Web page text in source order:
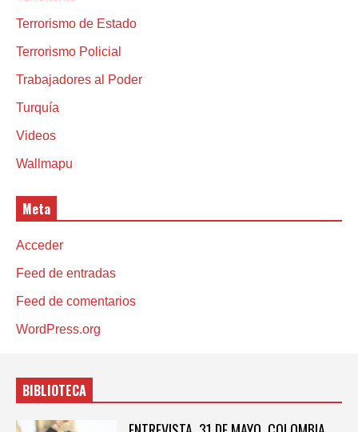
Terrorismo de Estado
Terrorismo Policial
Trabajadores al Poder
Turquía
Videos
Wallmapu
Meta
Acceder
Feed de entradas
Feed de comentarios
WordPress.org
BIBLIOTECA